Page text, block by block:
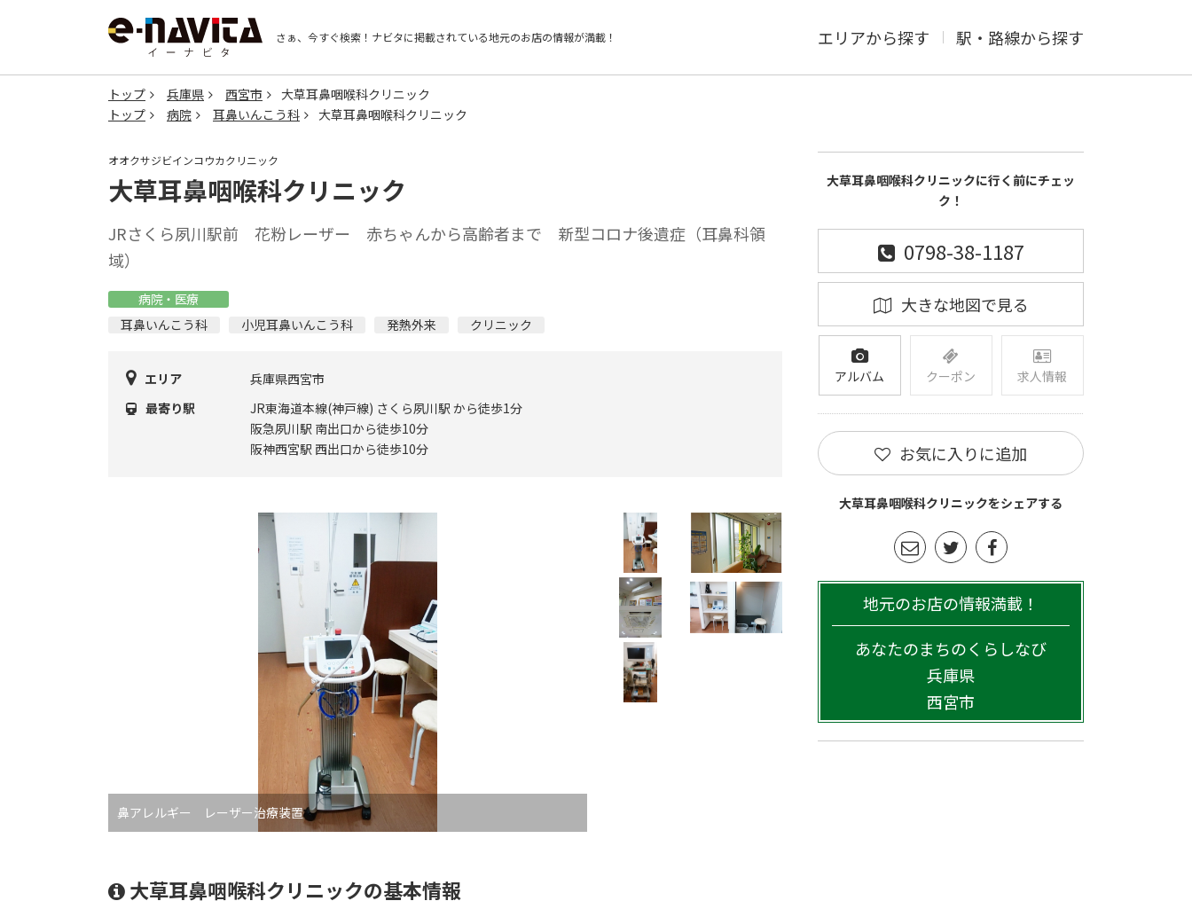
さぁ、今すぐ検索！ ナビタに掲載されている地元のお店の情報が満載！ エリアから探す 駅・路線から探す
トップ 兵庫県 西宮市
大草耳鼻咽喉科クリニック
トップ
病院 耳鼻いんこう科 大草耳鼻咽喉科クリニック
オオクサジビインコウカクリニック
大草耳鼻咽喉科クリニック
JRさくら夙川駅前 花粉レーザー 赤ちゃんから高齢者まで 新型コロナ後遺症（耳鼻科領
域）
病院・医療
耳鼻いんこう科
小児耳鼻いんこう科 発熱外来 クリニック
エリア
兵庫県西宮市
最寄り駅
JR東海道本線(神戸線) さくら夙川駅 から徒歩1分
阪急夙川駅 南出口から徒歩10分
阪神西宮駅 西出口から徒歩10分
鼻アレルギー レーザー治療装置
大草耳鼻咽喉科クリニックの基本情報
大草耳鼻咽喉科クリニックに行く前にチェッ
ク！
0798-38-1187
大きな地図で見る
アルバム クーポン 求人情報
お気に入りに追加
大草耳鼻咽喉科クリニックをシェアする
地元のお店の情報満載！
あなたのまちのくらしなび
兵庫県
西宮市